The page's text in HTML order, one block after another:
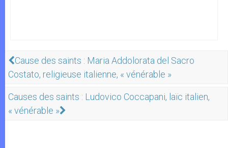
Cause des saints : Maria Addolorata del Sacro
Costato, religieuse italienne, « vénérable »
Causes des saints : Ludovico Coccapani, laïc italien,
« vénérable »